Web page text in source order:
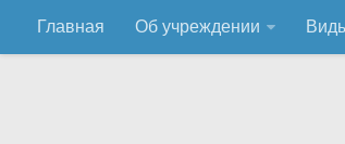
Главная Об учреждении